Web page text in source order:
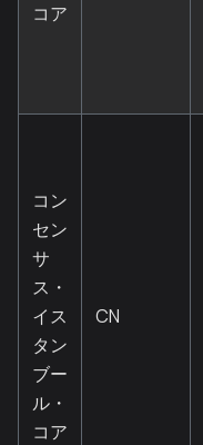
コア
コン
セン
サ
ス・
イス
タン
ブー
ル・
コア
CN